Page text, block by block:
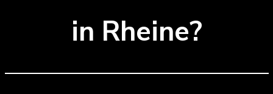
in Rheine?